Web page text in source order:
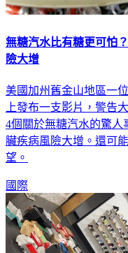
無糖汽水比有糖更可怕
險大增
美國加州舊金山地區一
上發布一支影片，警告
4個關於無糖汽水的驚人
臟疾病風險大增。還可
望。
國際